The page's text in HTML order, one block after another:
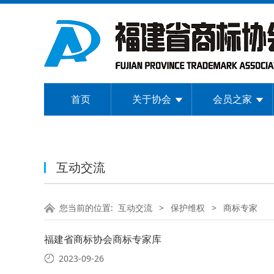
首页 关于协会 会员之家
互动交流
您当前的位置: 互动交流 > 保护维权 > 商标专家
福建省商标协会商标专家库
2023-09-26